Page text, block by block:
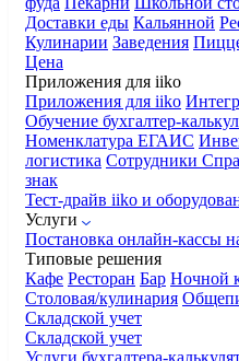
Доставки еды Кальянной
Кулинарии Заведения
Цена
Приложения для iiko
Приложения для iiko
Обучение бухгалтер-
Номенклатура ЕГАИС
логистика Сотрудники
знак
Тест-драйв iiko и
Услуги
Постановка онлайн-кассы
Типовые решения
Кафе Ресторан Бар Ночной
Столовая/кулинария
Складской учет
Складской учет
Услуги бухгалтера-